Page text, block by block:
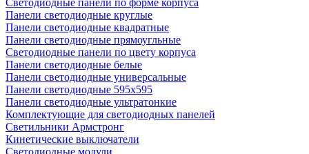
Светодиодные панели по форме корпуса
Панели светодиодные круглые
Панели светодиодные квадратные
Панели светодиодные прямоугльные
Светодиодные панели по цвету корпуса
Панели светодиодные белые
Панели светодиодные универсальные
Панели светодиодные 595х595
Панели светодиодные ультратонкие
Комплектующие для светодиодных панелей
Светильники Армстронг
Кинетические выключатели
Светодиодные модули